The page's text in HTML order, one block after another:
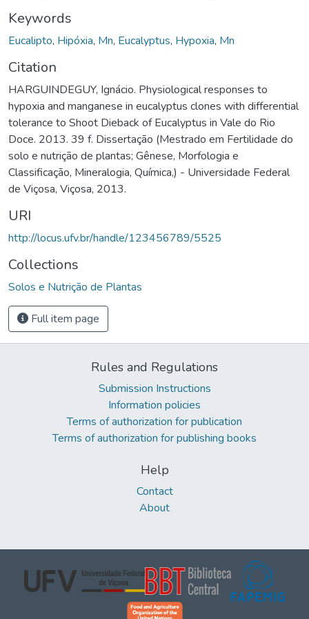
Keywords
Eucalipto, Hipóxia, Mn, Eucalyptus, Hypoxia, Mn
Citation
HARGUINDEGUY, Ignácio. Physiological responses to
hypoxia and manganese in eucalyptus clones with differential
tolerance to Shoot Dieback of Eucalyptus in Vale do Rio
Doce. 2013. 39 f. Dissertação (Mestrado em Fertilidade do
solo e nutrição de plantas; Gênese, Morfologia e
Classificação, Mineralogia, Química,) - Universidade Federal
de Viçosa, Viçosa, 2013.
URI
http://locus.ufv.br/handle/123456789/5525
Collections
Solos e Nutrição de Plantas
Full item page
Rules and Regulations
Submission Instructions
Information policies
Terms of authorization for publication
Terms of authorization for publishing books
Help
Contact
About